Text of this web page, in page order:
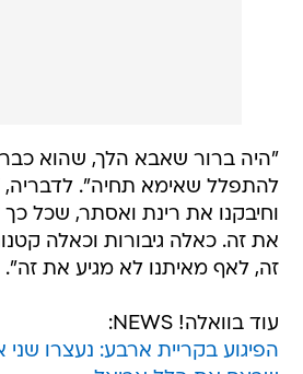
"היה ברור שאבא הלך, שהוא
להתפלל שאימא תחיה". לדבריה,
וחיבקנו את רינת ואסתר, שכל כך
את זה. כאלה גיבורות וכאלה
זה, לאף מאיתנו לא מגיע את זה".
עוד בוואלה! NEWS:
הפיגוע בקריית ארבע: נעצרו